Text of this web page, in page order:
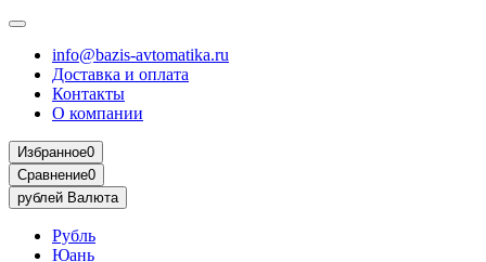
info@bazis-avtomatika.ru
Доставка и оплата
Контакты
О компании
Избранное0
Сравнение0
рублей Валюта
Рубль
Юань